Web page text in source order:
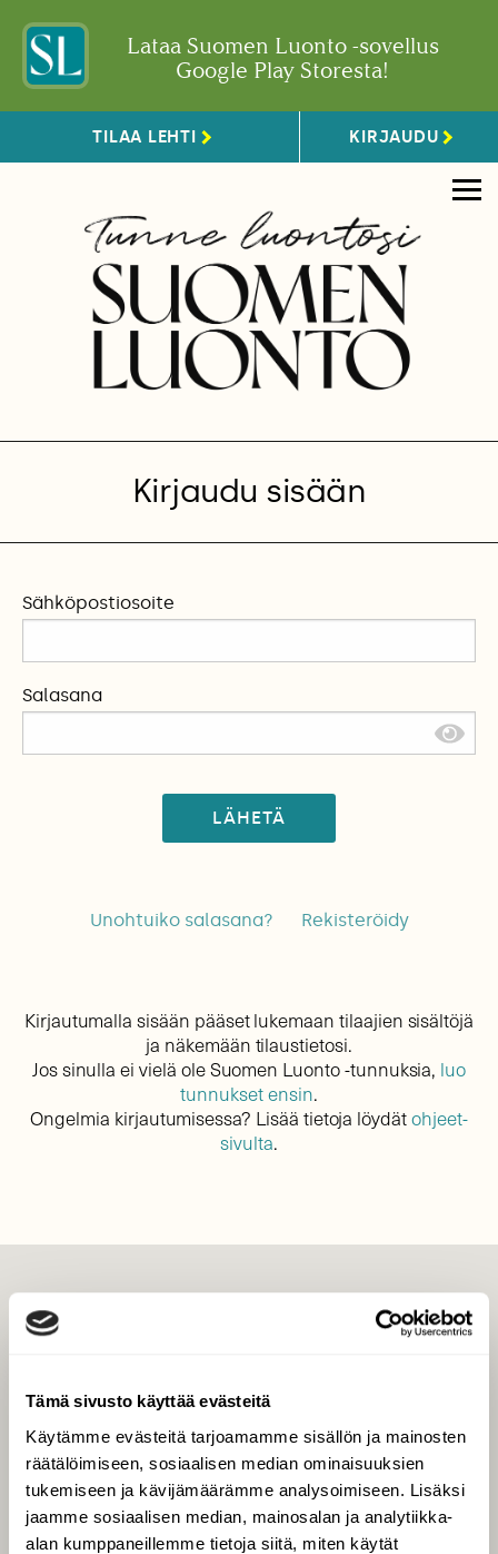
Tämä sivusto käyttää evästeitä
Käytämme evästeitä tarjoamamme sisällön ja mainosten
räätälöimiseen, sosiaalisen median ominaisuuksien
tukemiseen ja kävijämäärämme analysoimiseen. Lisäksi
jaamme sosiaalisen median, mainosalan ja analytiikka-
alan kumppaneillemme tietoja siitä, miten käytät
Lataa Suomen Luonto -sovellus
Google Play Storesta!
TILAA LEHTI KIRJAUDU
Kirjaudu sisään
Sähköpostiosoite
Salasana
LÄHETÄ
Unohtuiko salasana? Rekisteröidy
Kirjautumalla sisään pääset lukemaan tilaajien sisältöjä
ja näkemään tilaustietosi.
Jos sinulla ei vielä ole Suomen Luonto -tunnuksia, luo
tunnukset ensin.
Ongelmia kirjautumisessa? Lisää tietoja löydätohjeet-
sivulta.
Tilaa digilukuoikeus
Äänestä parasta juttua
Tilaa uutiskirje